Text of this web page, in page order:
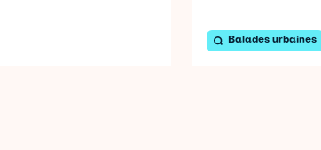
Balades urbaines